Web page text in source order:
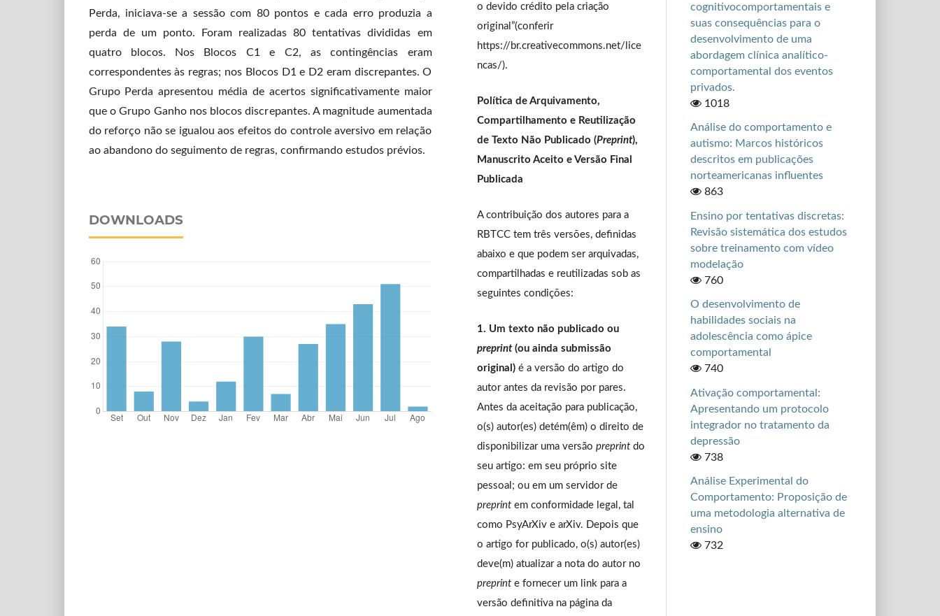
Perda, iniciava-se a sessão com 80 pontos e cada erro produzia a
perda de um ponto. Foram realizadas 80 tentativas divididas em
quatro blocos. Nos Blocos C1 e C2, as contingências eram
correspondentes às regras; nos Blocos D1 e D2 eram discrepantes. O
Grupo Perda apresentou média de acertos significativamente maior
que o Grupo Ganho nos blocos discrepantes. A magnitude aumentada
do reforço não se igualou aos efeitos do controle aversivo em relação
ao abandono do seguimento de regras, confirmando estudos prévios.
DOWNLOADS
o devido crédito pela criação
original”(conferir
https://br.creativecommons.net/lice
ncas/).
Política de Arquivamento,
Compartilhamento e Reutilização
de Texto Não Publicado (Preprint),
Manuscrito Aceito e Versão Final
Publicada
A contribuição dos autores para a
RBTCC tem três versões, definidas
abaixo e que podem ser arquivadas,
compartilhadas e reutilizadas sob as
seguintes condições:
1. Um texto não publicado ou
preprint(ou ainda submissão
original) é a versão do artigo do
autor antes da revisão por pares.
Antes da aceitação para publicação,
o(s) autor(es) detém(êm) o direito de
disponibilizar uma versão preprint do
seu artigo: em seu próprio site
pessoal; ou em um servidor de
preprint em conformidade legal, tal
como PsyArXiv e arXiv. Depois que
o artigo for publicado, o(s) autor(es)
deve(m) atualizar a nota do autor no
preprint e fornecer um link para a
versão definitiva na página da
cognitivocomportamentais e
suas consequências para o
desenvolvimento de uma
abordagem clínica analítico-
comportamental dos eventos
privados.
1018
Análise do comportamento e
autismo: Marcos históricos
descritos em publicações
norteamericanas influentes
863
Ensino por tentativas discretas:
Revisão sistemática dos estudos
sobre treinamento com vídeo
modelação
760
O desenvolvimento de
habilidades sociais na
adolescência como ápice
comportamental
740
Ativação comportamental:
Apresentando um protocolo
integrador no tratamento da
depressão
738
Análise Experimental do
Comportamento: Proposição de
uma metodologia alternativa de
ensino
732